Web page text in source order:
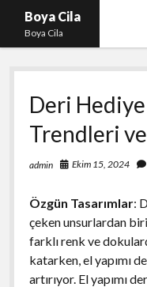
Boya Cila
Boya Cila
En İyi Tiktok Takipçi
Liste
Parasız Instagram
Sayfa Listesi
Deri
Trendleri
admin Ekim 15, 2024
Özgün Tasarımlar:
çeken unsurlardan
farklı renk ve
katarken, el yapımı
artırıyor. El yapımı